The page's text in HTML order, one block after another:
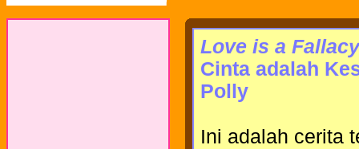
Love is a
Cinta adalah
Polly
Ini adalah cerita